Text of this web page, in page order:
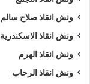
ونش انقاذ صلاح سالم
ونش انقاذ الاسكندرية
ونش انقاذ الهرم
ونش انقاذ الرحاب